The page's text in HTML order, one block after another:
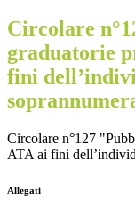
Circolare
graduatorie
fini
Circolare n°127
ATA ai fini
Allegati